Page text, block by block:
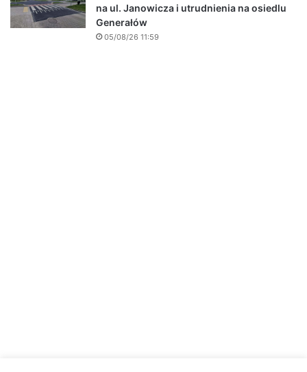
na ul. Janowicza i utrudnienia na osiedlu
Generałów
05/08/26 11:59